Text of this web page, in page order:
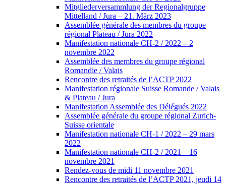
Mitgliederversammlung der Regionalgruppe
Mittelland / Jura – 21. März 2023
Assemblée générale des membres du groupe
régional Plateau / Jura 2022
Manifestation nationale CH-2 / 2022 – 2
novembre 2022
Assemblée des membres du groupe régional
Romandie / Valais
Rencontre des retraités de l’ACTP 2022
Manifestation régionale Suisse Romande / Valais
& Plateau / Jura
Manifestation Assemblée des Délégués 2022
Assemblée générale du groupe régional Zurich-
Suisse orientale
Manifestation nationale CH-1 / 2022 – 29 mars
2022
Manifestation nationale CH-2 / 2021 – 16
novembre 2021
Rendez-vous de midi 11 novembre 2021
Rencontre des retraités de l’ACTP 2021, jeudi 14